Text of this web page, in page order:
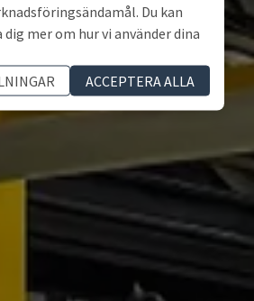
Du kan
mer om hur vi använder dina
ACCEPTERA ALLA